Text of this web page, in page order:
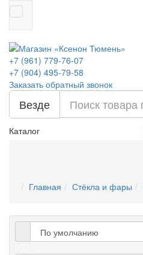
+7 (961) 779-76-07
+7 (904) 495-79-58
Заказать обратный звонок
Везде
Каталог
Главная Стёкла и фары